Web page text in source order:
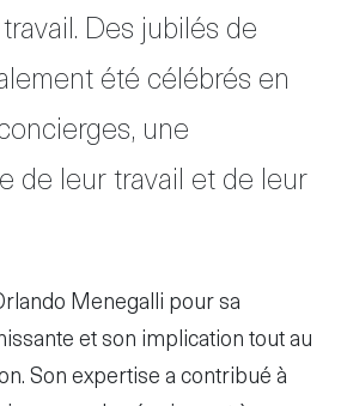
Des jubilés de
été célébrés en
une
de leur travail et de leur
Menegalli pour sa
et son implication tout au
Son expertise a contribué à